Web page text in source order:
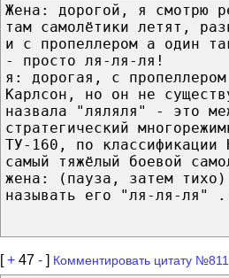
Жена: дорогой, я смотрю
там самолётики летят,
и с пропеллером а один
- просто ля-ля-ля!
я: дорогая, с
Карлсон, но он не
назвала "ляляля" - это
стратегический
ТУ-160, по классификации
самый тяжёлый боевой
жена: (пауза, затем
называть его "ля-ля-ля"
[+ 47 - ] Комментировать цитату